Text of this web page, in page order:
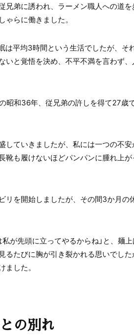
兄弟に誘われ、ラーメン職人への道
らに働きました。
は平均3時間という生活でしたが、そ
いと覚悟を決め、不平不満を言わず
昭和36年、従兄弟の許しを得て27歳
していきましたが、私には一つの不
靴も履けないほどパンパンに腫れ上
リを開始しましたが、その間3か月の
私が先頭に立ってやるからね」と、麺
るたびに胸が引き裂かれる思いでし
ました。
の別れ